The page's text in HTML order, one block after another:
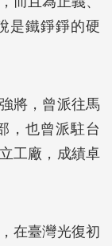
是鐵錚錚的硬
將，曾派往馬
，也曾派駐台
工廠，成績卓
在臺灣光復初